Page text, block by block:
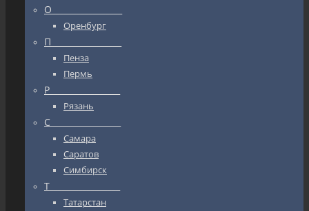
О_________________
Оренбург
П_________________
Пенза
Пермь
Р_________________
Рязань
С_________________
Самара
Саратов
Симбирск
Т_________________
Татарстан